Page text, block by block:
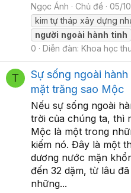
Ngọc Ánh Chủ đề 05/
kim tự tháp xây dựng
người ngoài hành tinh
0
Diễn đàn: Khoa học
T
Sự sống ngoài
mặt trăng sao Mộc
Nếu sự sống ngoài
trời của chúng ta, thì
Mộc là một trong
kiếm nó. Đây là một
dương nước mặn
đến 32 dặm, từ lâu
những...